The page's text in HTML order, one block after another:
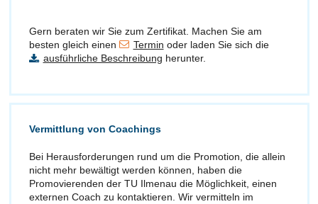
Gern beraten wir Sie zum Zertifikat. Machen Sie am
besten gleich einen
Termin oder laden Sie sich die
ausführliche Beschreibung herunter.
Vermittlung von Coachings
Bei Herausforderungen rund um die Promotion, die allein
nicht mehr bewältigt werden können, haben die
Promovierenden der TU Ilmenau die Möglichkeit, einen
externen Coach zu kontaktieren. Wir vermitteln im